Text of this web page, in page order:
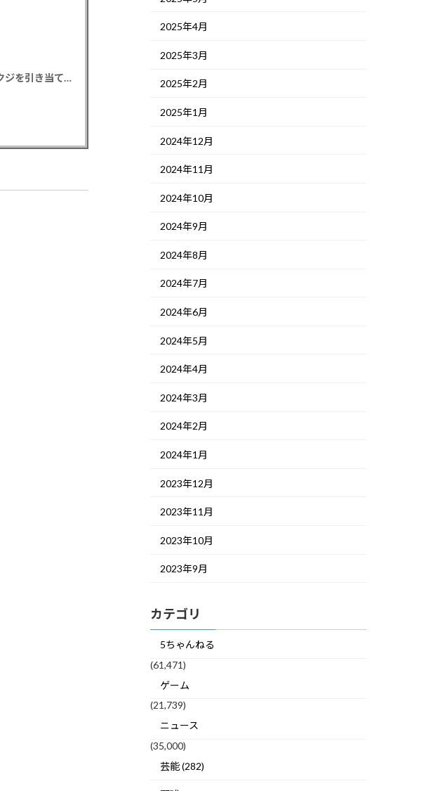
カープドラ1平川蓮！187cmのスイッチヒッター！立石正広を外し2度目の重複も新井監督がクジを引き当てる！【ドラフト会議2025】
2025年4月
2025年3月
2025年2月
2025年1月
2024年12月
2024年11月
2024年10月
2024年9月
2024年8月
2024年7月
2024年6月
2024年5月
2024年4月
2024年3月
2024年2月
2024年1月
2023年12月
2023年11月
2023年10月
2023年9月
カテゴリ
5ちゃんねる
(61,471)
ゲーム
(21,739)
ニュース
(35,000)
芸能 (282)